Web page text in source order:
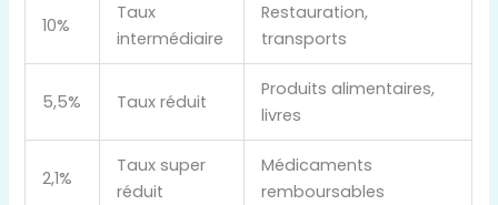
10%
Taux
intermédiaire
Restauration,
transports
5,5% Taux réduit
Produits alimentaires,
livres
2,1%
Taux super
réduit
Médicaments
remboursables